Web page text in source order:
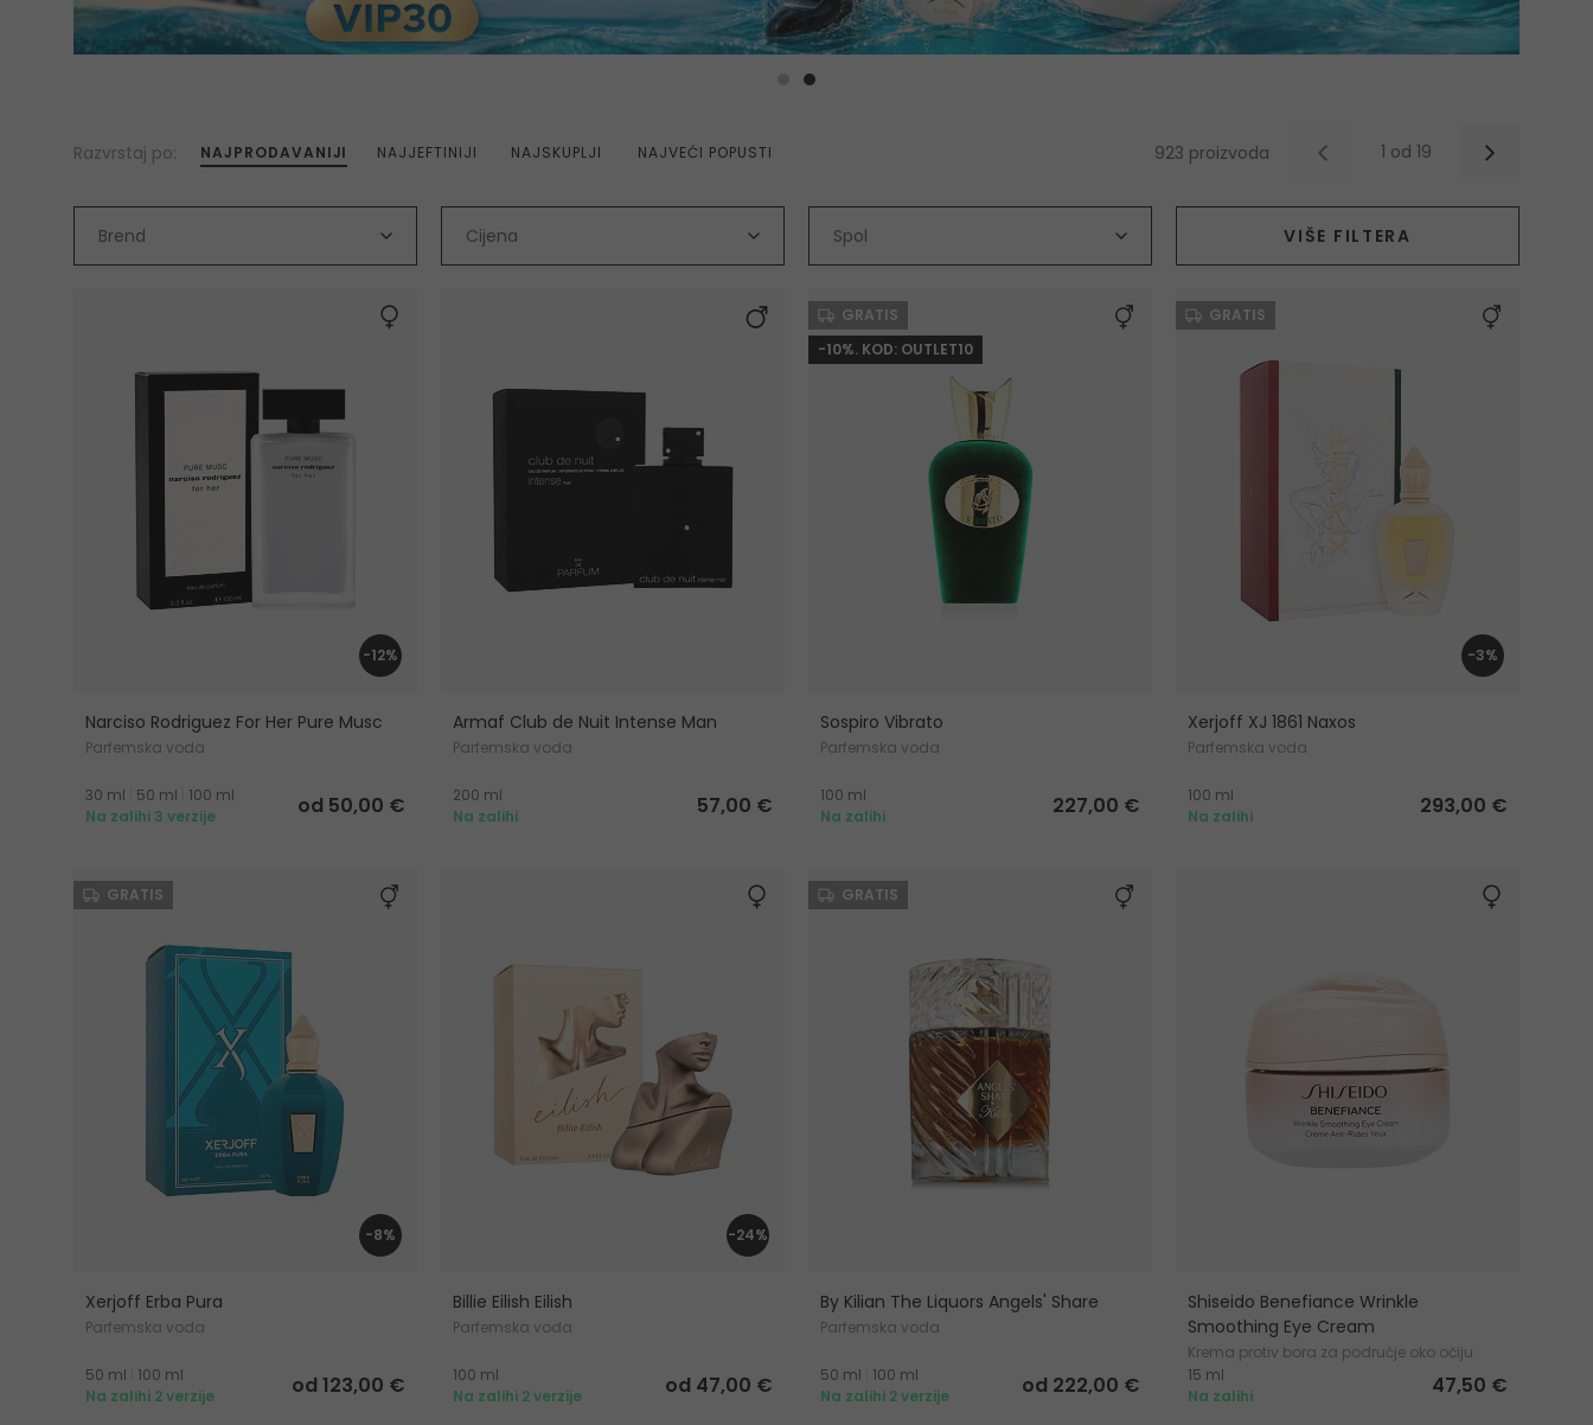
Razvrstaj po: NAJPRODAVANIJI NAJJEFTINIJI NAJSKUPLJI NAJVEĆI POPUSTI 923 proizvoda 1 od 19
Brend Cijena Spol VIŠE FILTERA
-12%
Narciso Rodriguez For Her Pure Musc
Parfemska voda
30 ml 50 ml
100 ml
Na zalihi 3 verzije
od 50,00 €
Armaf Club de Nuit Intense Man
Parfemska voda
200 ml
Na zalihi
57,00 €
GRATIS
-10%. KOD: OUTLET10
Sospiro Vibrato
Parfemska voda
100 ml
Na zalihi
227,00 €
GRATIS
-3%
Xerjoff XJ 1861 Naxos
Parfemska voda
100 ml
Na zalihi
293,00 €
GRATIS
-8%
Xerjoff Erba Pura
Parfemska voda
50 ml
100 ml
Na zalihi 2 verzije
od 123,00 €
-24%
Billie Eilish Eilish
Parfemska voda
100 ml
Na zalihi 2 verzije
od 47,00 €
GRATIS
By Kilian The Liquors Angels' Share
Parfemska voda
50 ml
100 ml
Na zalihi 2 verzije
od 222,00 €
Shiseido Benefiance Wrinkle
Smoothing Eye Cream
Krema protiv bora za područje oko očiju
15 ml
Na zalihi
47,50 €